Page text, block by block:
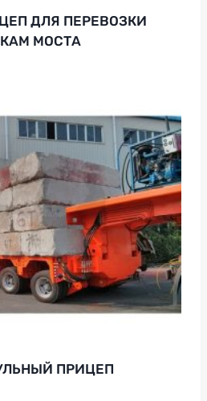
ДЛЯ ПЕРЕВОЗКИ
МОСТА
ПРИЦЕП